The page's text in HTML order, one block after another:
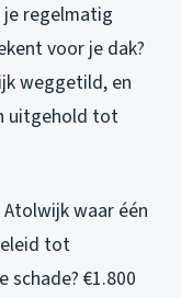
regelmatig
voor je dak?
weggetild, en
uitgehold tot
waar één
tot
€1.800